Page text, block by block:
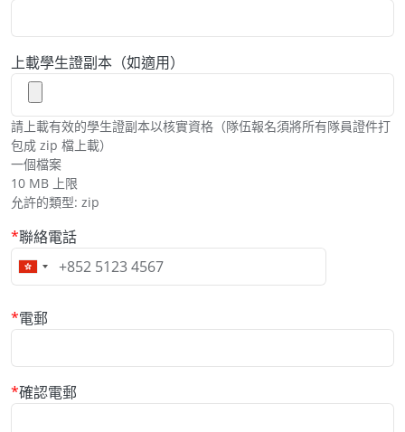
上載學生證副本（如適用）
請上載有效的學生證副本以核實資格（隊伍報名須將所有隊員證件打
包成 zip 檔上載）
一個檔案
10 MB 上限
允許的類型: zip
聯絡電話
電郵
電郵
確認電郵